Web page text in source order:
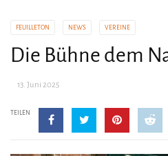
FEUILLETON NEWS VEREINE
Die Bühne dem
13. Juni 2025
TEILEN